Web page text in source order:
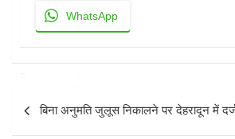
WhatsApp
Post
navigation
बिना अनुमति जुलूस निकालने पर देहरादून में